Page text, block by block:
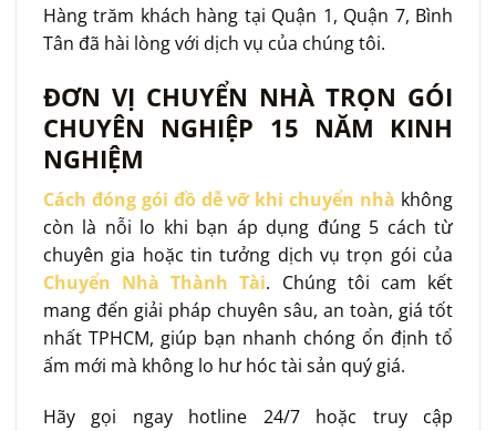
Hàng trăm khách hàng tại Quận 1, Quận 7, Bình
Tân đã hài lòng với dịch vụ của chúng tôi.
ĐƠN VỊ CHUYỂN NHÀ TRỌN GÓI
CHUYÊN NGHIỆP 15 NĂM KINH
NGHIỆM
Cách đóng gói đồ dễ vỡ khi chuyển nhà không
còn là nỗi lo khi bạn áp dụng đúng 5 cách từ
chuyên gia hoặc tin tưởng dịch vụ trọn gói của
Chuyển Nhà Thành Tài. Chúng tôi cam kết
mang đến giải pháp chuyên sâu, an toàn, giá tốt
nhất TPHCM, giúp bạn nhanh chóng ổn định tổ
ấm mới mà không lo hư hóc tài sản quý giá.
Hãy gọi ngay hotline 24/7 hoặc truy cập